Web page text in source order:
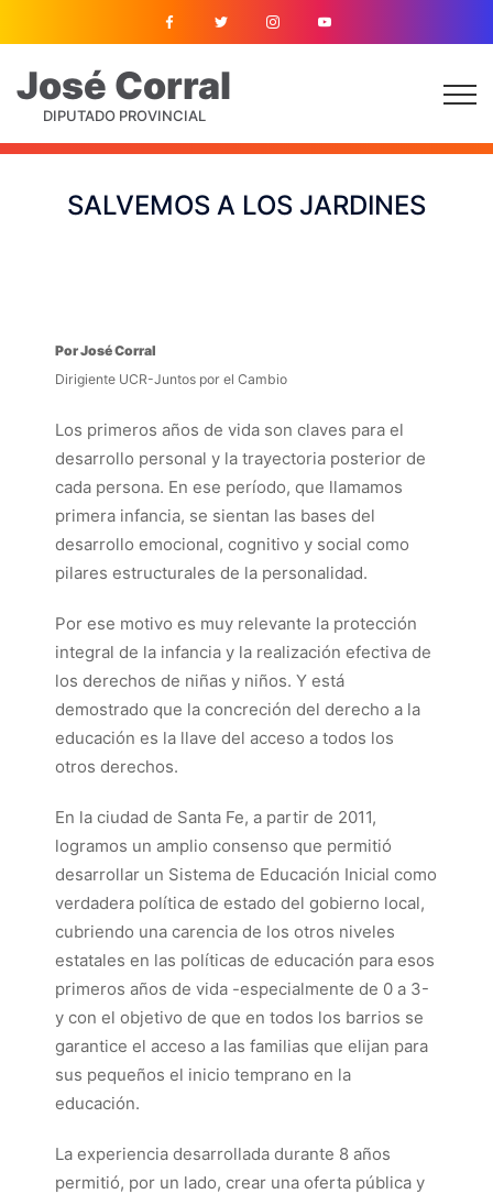
José Corral
DIPUTADO PROVINCIAL
SALVEMOS A LOS JARDINES
Por José Corral
Dirigiente UCR-Juntos por el Cambio
Los primeros años de vida son claves para el
desarrollo personal y la trayectoria posterior de
cada persona. En ese período, que llamamos
primera infancia, se sientan las bases del
desarrollo emocional, cognitivo y social como
pilares estructurales de la personalidad.
Por ese motivo es muy relevante la protección
integral de la infancia y la realización efectiva de
los derechos de niñas y niños. Y está
demostrado que la concreción del derecho a la
educación es la llave del acceso a todos los
otros derechos.
En la ciudad de Santa Fe, a partir de 2011,
logramos un amplio consenso que permitió
desarrollar un Sistema de Educación Inicial como
verdadera política de estado del gobierno local,
cubriendo una carencia de los otros niveles
estatales en las políticas de educación para esos
primeros años de vida -especialmente de 0 a 3-
y con el objetivo de que en todos los barrios se
garantice el acceso a las familias que elijan para
sus pequeños el inicio temprano en la
educación.
La experiencia desarrollada durante 8 años
permitió, por un lado, crear una oferta pública y